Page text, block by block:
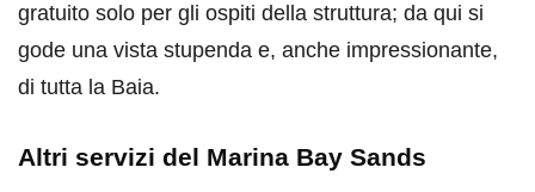
gratuito solo per gli ospiti della struttura; da qui si
gode una vista stupenda e, anche impressionante,
di tutta la Baia.
Altri servizi del Marina Bay Sands